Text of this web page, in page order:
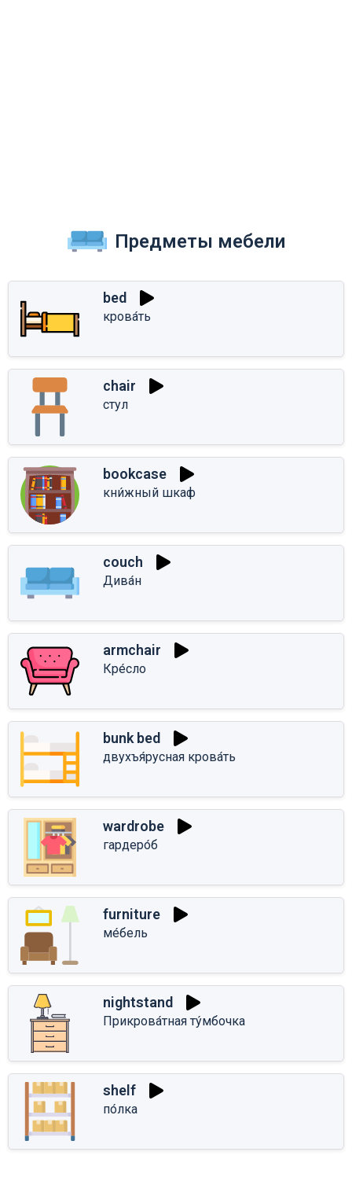
Предметы мебели
bed
крова́ть
chair
стул
bookcase
кни́жный шкаф
couch
Дива́н
armchair
Кре́сло
bunk bed
двухъя́русная крова́ть
wardrobe
гардеро́б
furniture
ме́бель
nightstand
Прикрова́тная ту́мбочка
shelf
по́лка